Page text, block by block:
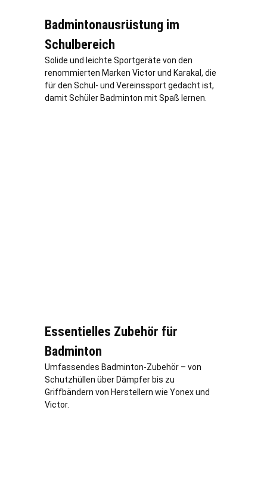
Badmintonausrüstung im
Schulbereich
Solide und leichte Sportgeräte von den
renommierten Marken Victor und Karakal, die
für den Schul- und Vereinssport gedacht ist,
damit Schüler Badminton mit Spaß lernen.
Essentielles Zubehör für
Badminton
Umfassendes Badminton-Zubehör – von
Schutzhüllen über Dämpfer bis zu
Griffbändern von Herstellern wie Yonex und
Victor.